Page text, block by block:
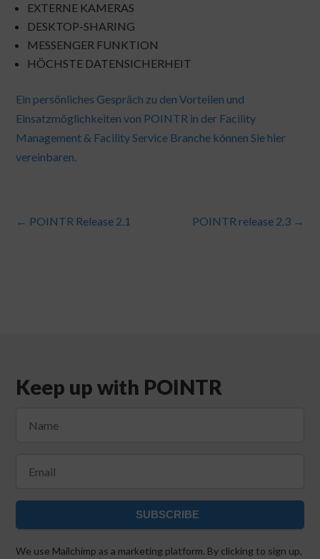
EXTERNE KAMERAS
DESKTOP-SHARING
MESSENGER FUNKTION
HÖCHSTE DATENSICHERHEIT
Ein persönliches Gespräch zu den Vorteilen und
Einsatzmöglichkeiten von POINTR in der Facility
Management & Facility Service Branche können Sie hier
vereinbaren.
← POINTR Release 2.1 POINTR release 2.3→
Keep up with POINTR
SUBSCRIBE
We use Mailchimp as a marketing platform. By clicking to sign up,